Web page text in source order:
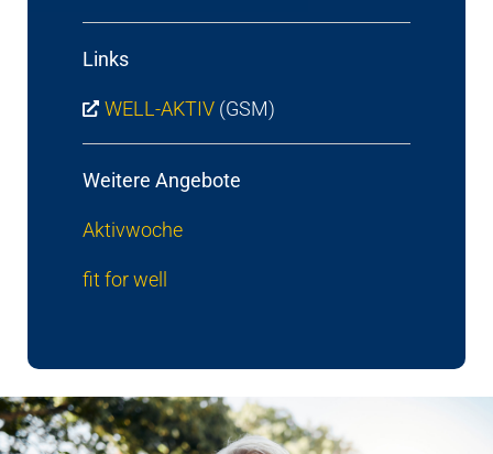
Links
WELL-AKTIV (GSM)
Weitere Angebote
Aktivwoche
fit for well